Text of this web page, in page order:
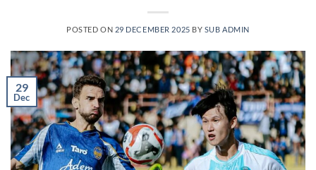
POSTED ON 29 DECEMBER 2025 BY SUB ADMIN
29
Dec